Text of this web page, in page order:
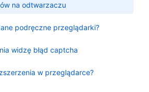
na odtwarzaczu
podręczne przeglądarki?
widzę błąd captcha
w przeglądarce?